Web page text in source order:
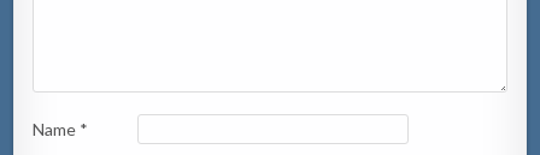
Name *